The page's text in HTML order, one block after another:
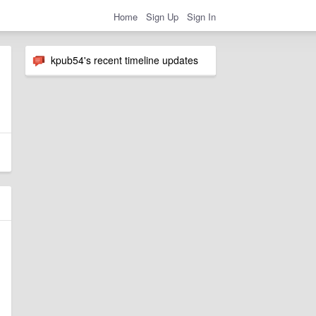
Home Sign Up Sign In
kpub54's recent timeline updates